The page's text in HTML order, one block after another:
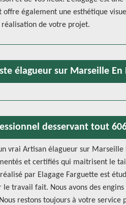
également une esthétique
de votre projet.
élagueur sur Marseille En
desservant tout
vrai Artisan élagueur sur
et certifiés qui maitrisent le
par Elagage Farguette est
le travail fait. Nous avons des
restons toujours à votre service